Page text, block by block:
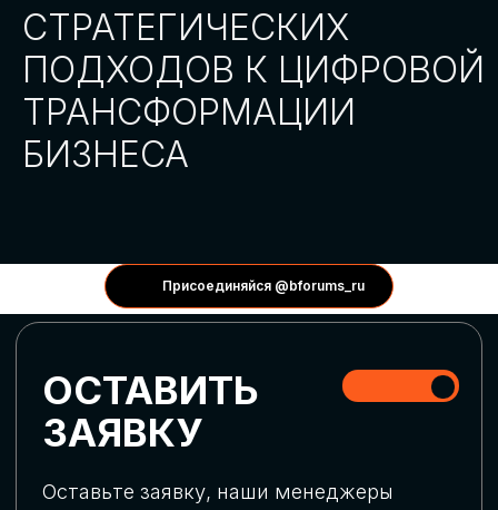
Присоединяйся @bforums_ru
АККРЕДИТАЦИЯ
СМИ
ГЛОБАЛЬНАЯ
ЦИФРОВИЗАЦИЯ
актуальных трендов глобальной цифровой
трансформации. Узнаем о новых подходах
массовом использовании ИИ-
инструментов, обеспечении